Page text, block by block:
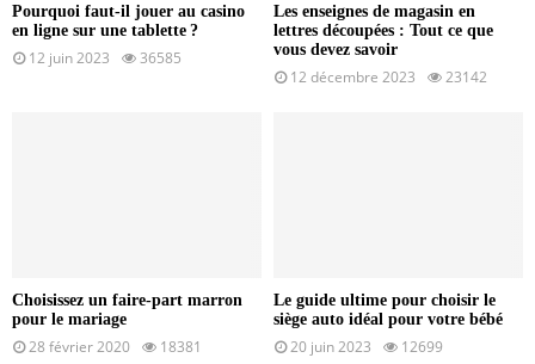
Pourquoi faut-il jouer au casino
en ligne sur une tablette ?
12 juin 2023 36585
Les enseignes de magasin en
lettres découpées : Tout ce que
vous devez savoir
12 décembre 2023 23142
Choisissez un faire-part marron
pour le mariage
28 février 2020 18381
Le guide ultime pour choisir le
siège auto idéal pour votre bébé
20 juin 2023 12699